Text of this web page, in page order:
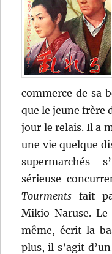
commerce de sa
que le jeune frère
jour le relais. Il a
une vie quelque
supermarchés
sérieuse
Tourments fait
Mikio Naruse.
même, écrit la
plus, il s’agit